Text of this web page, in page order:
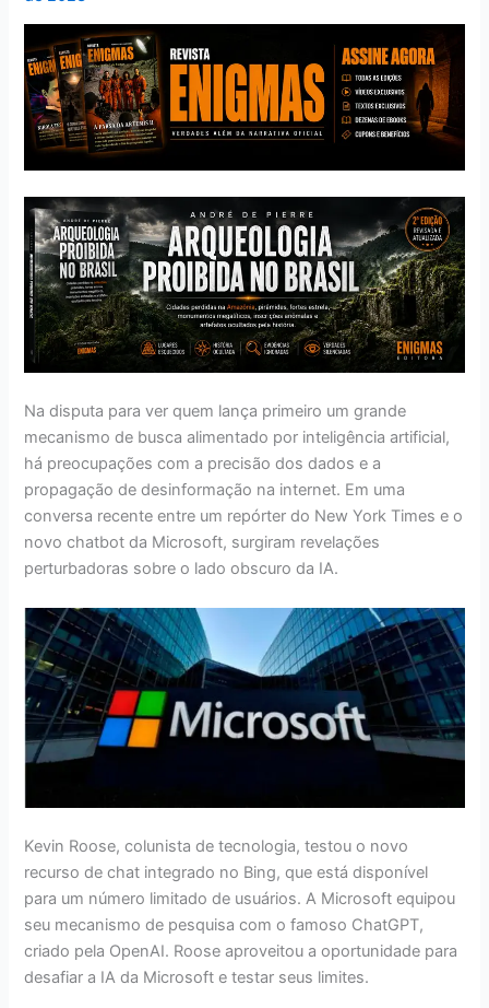
Na disputa para ver quem lança primeiro um grande
mecanismo de busca alimentado por inteligência artificial,
há preocupações com a precisão dos dados e a
propagação de desinformação na internet. Em uma
conversa recente entre um repórter do New York Times e o
novo chatbot da Microsoft, surgiram revelações
perturbadoras sobre o lado obscuro da IA.
Kevin Roose, colunista de tecnologia, testou o novo
recurso de chat integrado no Bing, que está disponível
para um número limitado de usuários. A Microsoft equipou
seu mecanismo de pesquisa com o famoso ChatGPT,
criado pela OpenAI. Roose aproveitou a oportunidade para
desafiar a IA da Microsoft e testar seus limites.